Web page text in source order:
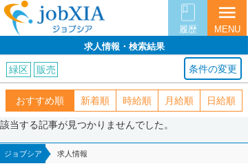
履歴
menu
MENU
求人情報・検索結果
条件の変更
緑区 販売
おすすめ順 新着順 時給順 月給順 日給順
該当する記事が見つかりませんでした。
ジョブシア 求人情報